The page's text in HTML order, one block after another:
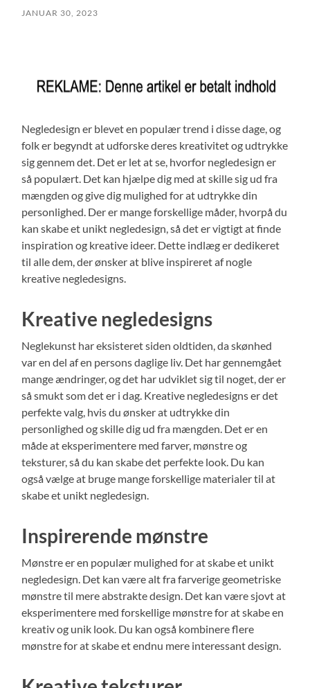
JANUAR 30, 2023
Negledesign er blevet en populær trend i disse dage, og
folk er begyndt at udforske deres kreativitet og udtrykke
sig gennem det. Det er let at se, hvorfor negledesign er
så populært. Det kan hjælpe dig med at skille sig ud fra
mængden og give dig mulighed for at udtrykke din
personlighed. Der er mange forskellige måder, hvorpå du
kan skabe et unikt negledesign, så det er vigtigt at finde
inspiration og kreative ideer. Dette indlæg er dedikeret
til alle dem, der ønsker at blive inspireret af nogle
kreative negledesigns.
Kreative negledesigns
Neglekunst har eksisteret siden oldtiden, da skønhed
var en del af en persons daglige liv. Det har gennemgået
mange ændringer, og det har udviklet sig til noget, der er
så smukt som det er i dag. Kreative negledesigns er det
perfekte valg, hvis du ønsker at udtrykke din
personlighed og skille dig ud fra mængden. Det er en
måde at eksperimentere med farver, mønstre og
teksturer, så du kan skabe det perfekte look. Du kan
også vælge at bruge mange forskellige materialer til at
skabe et unikt negledesign.
Inspirerende mønstre
Mønstre er en populær mulighed for at skabe et unikt
negledesign. Det kan være alt fra farverige geometriske
mønstre til mere abstrakte design. Det kan være sjovt at
eksperimentere med forskellige mønstre for at skabe en
kreativ og unik look. Du kan også kombinere flere
mønstre for at skabe et endnu mere interessant design.